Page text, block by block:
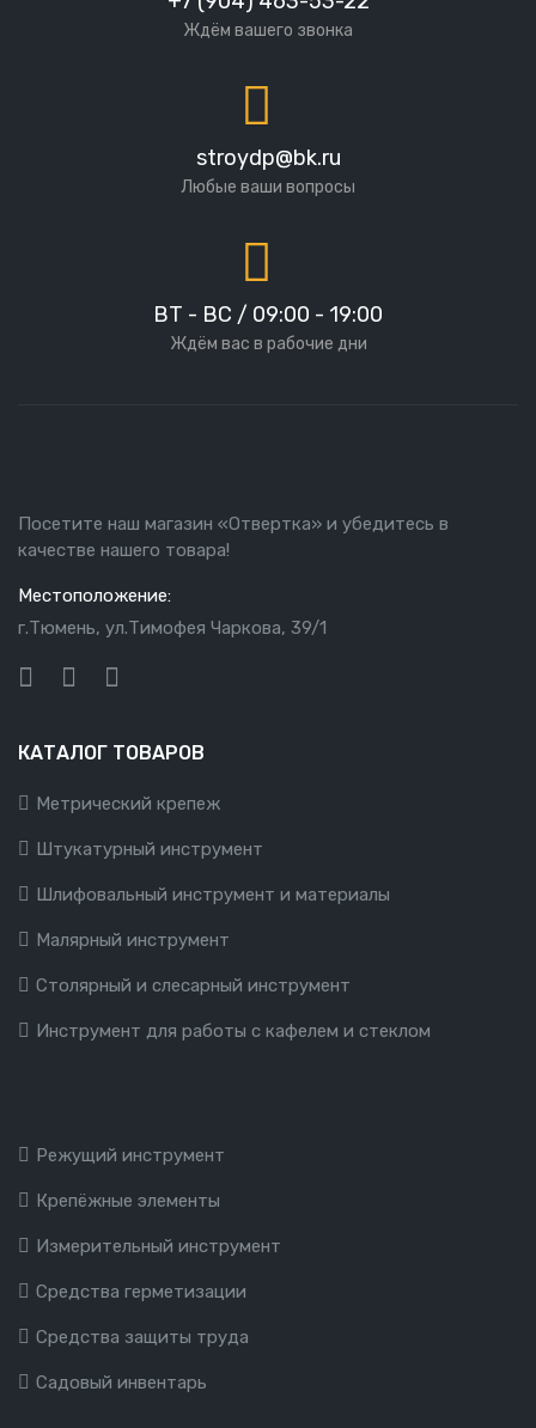
Ждём вашего звонка
stroydp@bk.ru
Любые ваши вопросы
ВТ - ВС / 09:00 - 19:00
Ждём вас в рабочие дни
Посетите наш магазин «Отвертка» и убедитесь в
качестве нашего товара!
Местоположение:
г.Тюмень, ул.Тимофея Чаркова, 39/1
КАТАЛОГ ТОВАРОВ
Метрический крепеж
Штукатурный инструмент
Шлифовальный инструмент и материалы
Малярный инструмент
Столярный и слесарный инструмент
Инструмент для работы с кафелем и стеклом
Режущий инструмент
Крепёжные элементы
Измерительный инструмент
Средства герметизации
Средства защиты труда
Садовый инвентарь